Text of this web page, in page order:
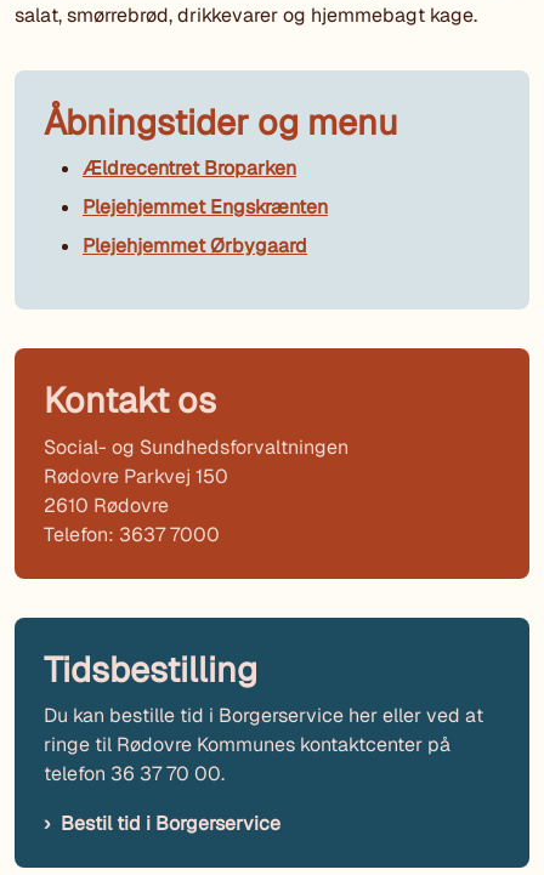
salat, smørrebrød, drikkevarer og hjemmebagt kage.
Åbningstider og menu
Ældrecentret Broparken
Plejehjemmet Engskrænten
Plejehjemmet Ørbygaard
Kontakt os
Social- og Sundhedsforvaltningen
Rødovre Parkvej 150
2610 Rødovre
Telefon: 3637 7000
Tidsbestilling
Du kan bestille tid i Borgerservice her eller ved at
ringe til Rødovre Kommunes kontaktcenter på
telefon 36 37 70 00.
Bestil tid i Borgerservice